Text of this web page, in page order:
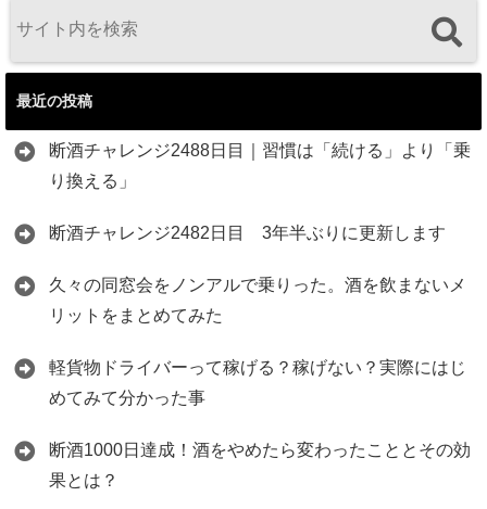
最近の投稿
断酒チャレンジ2488日目｜習慣は「続ける」より「乗
り換える」
断酒チャレンジ2482日目 3年半ぶりに更新します
久々の同窓会をノンアルで乗りった。酒を飲まないメ
リットをまとめてみた
軽貨物ドライバーって稼げる？稼げない？実際にはじ
めてみて分かった事
断酒1000日達成！酒をやめたら変わったこととその効
果とは？